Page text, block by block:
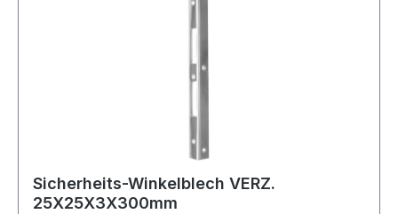
Sicherheits-Winkelblech VERZ.
25X25X3X300mm